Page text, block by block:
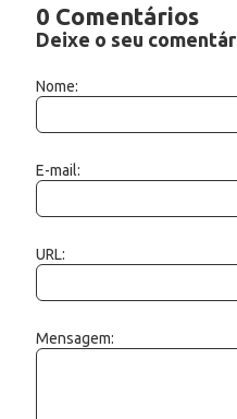
0 Comentários
Deixe o seu
Nome:
E-mail:
URL:
Mensagem: